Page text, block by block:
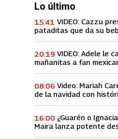
Lo último
VIDEO: Cazzu
pataditas que da su
15:41
VIDEO: Adele le
mañanitas a fan
20:19
Video: Mariah
de la navidad con
08:06
¿Guarén o
Maira lanza potente
16:00